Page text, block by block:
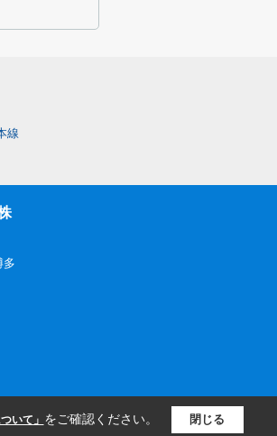
線
多
いて」 をご確認ください。 閉じる